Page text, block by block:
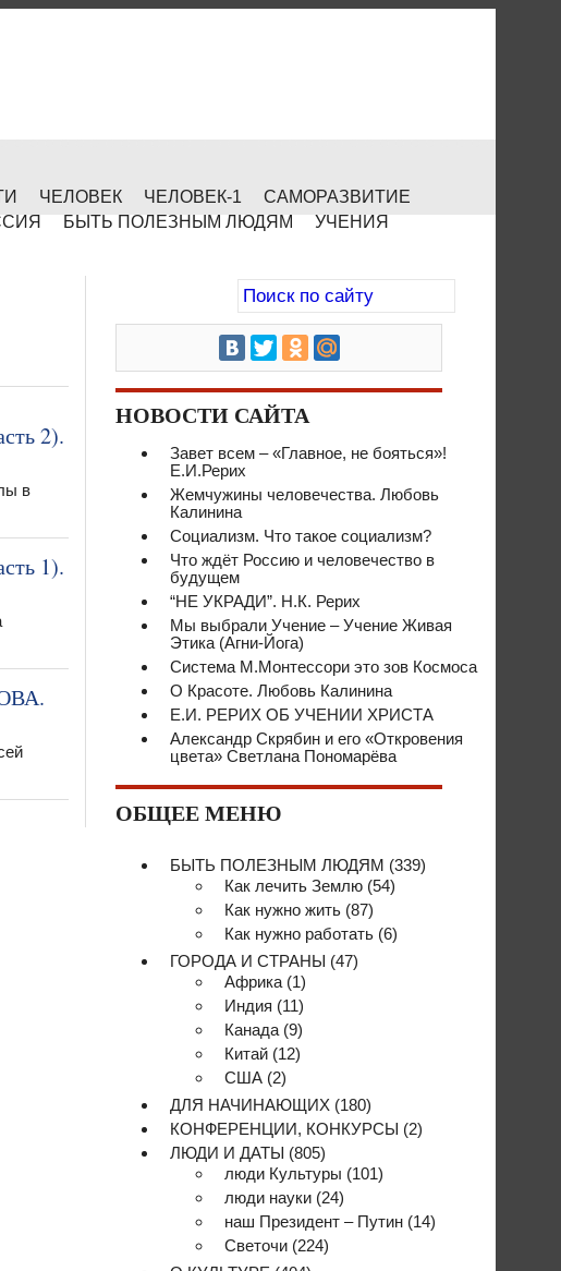
ЧЕЛОВЕК ЧЕЛОВЕК-1
САМОРАЗВИТИЕ
БЫТЬ ПОЛЕЗНЫМ ЛЮДЯМ
УЧЕНИЯ
2).
в
1).
НОВОСТИ САЙТА
Завет всем – «Главное, не бояться»!
Е.И.Рерих
Жемчужины человечества. Любовь
Калинина
Социализм. Что такое социализм?
Что ждёт Россию и человечество в
будущем
“НЕ УКРАДИ”. Н.К. Рерих
Мы выбрали Учение – Учение Живая
Этика (Агни-Йога)
Система М.Монтессори это зов Космоса
О Красоте. Любовь Калинина
Е.И. РЕРИХ ОБ УЧЕНИИ ХРИСТА
Александр Скрябин и его «Откровения
цвета» Светлана Пономарёва
ОБЩЕЕ МЕНЮ
БЫТЬ ПОЛЕЗНЫМ ЛЮДЯМ (339)
Как лечить Землю (54)
Как нужно жить (87)
Как нужно работать (6)
ГОРОДА И СТРАНЫ (47)
Африка (1)
Индия (11)
Канада (9)
Китай (12)
США (2)
ДЛЯ НАЧИНАЮЩИХ (180)
КОНФЕРЕНЦИИ, КОНКУРСЫ (2)
ЛЮДИ И ДАТЫ (805)
люди Культуры (101)
люди науки (24)
наш Президент – Путин (14)
Светочи (224)